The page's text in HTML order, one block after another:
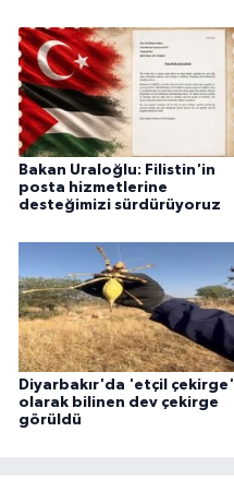
Bakan Uraloğlu: Filistin'in
posta hizmetlerine
desteğimizi sürdürüyoruz
Diyarbakır'da 'etçil çekirge'
olarak bilinen dev çekirge
görüldü